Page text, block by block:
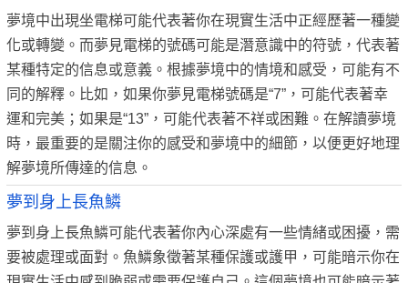
夢境中出現坐電梯可能代表著你在現實生活中正經歷著一種變
化或轉變。而夢見電梯的號碼可能是潛意識中的符號，代表著
某種特定的信息或意義。根據夢境中的情境和感受，可能有不
同的解釋。比如，如果你夢見電梯號碼是“7”，可能代表著幸
運和完美；如果是“13”，可能代表著不祥或困難。在解讀夢境
時，最重要的是關注你的感受和夢境中的細節，以便更好地理
解夢境所傳達的信息。
夢到身上長魚鱗
夢到身上長魚鱗可能代表著你內心深處有一些情緒或困擾，需
要被處理或面對。魚鱗象徵著某種保護或護甲，可能暗示你在